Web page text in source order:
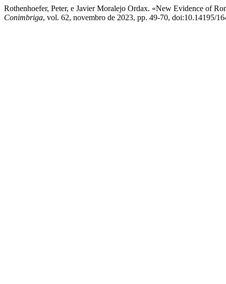
Rothenhoefer, Peter, e Javier Moralejo Ordax. «New Evidence of
Conimbriga, vol. 62, novembro de 2023, pp. 49-70, doi:10.14195/